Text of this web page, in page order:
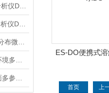
ES-DO便携式
首页 上